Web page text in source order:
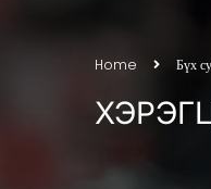
Home Бүх